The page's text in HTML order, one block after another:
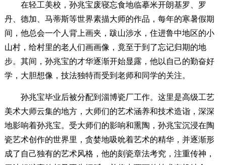
在轻工美校，孙兆宝废寝忘食地临摹米开朗基罗、罗
丹、德加、马蒂斯等世界素描大师的作品，每年的寒暑假期
间，他总会一个人背上画夹，跋山涉水，住进鲁中地区的小
山村，给村里的老人们画画像，竟至于到了忘记归期的地
步。其间，孙兆宝的才华逐渐开始显露，他以自己的勤奋好
学，大胆想像，技法独特而受到老师和同学的关注。
孙兆宝毕业后被分配到淄博瓷厂工作。这里是高级工艺
美术大师云集的地方，大师们的艺术涵养和技术造诣，深深
地影响着孙兆宝。受大师们的影响和熏陶，孙兆宝沉浸在陶
瓷艺术创作的世界里，贪婪地吸吮着艺术的精华，并逐渐形
成了自己独有的艺术风格，他的刻瓷章法考究，注重传神，